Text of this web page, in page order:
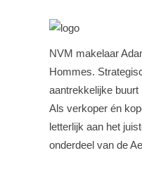
NVM makelaar
Hommes.
aantrekkelijke buurt
Als verkoper én
letterlijk aan het
onderdeel van de